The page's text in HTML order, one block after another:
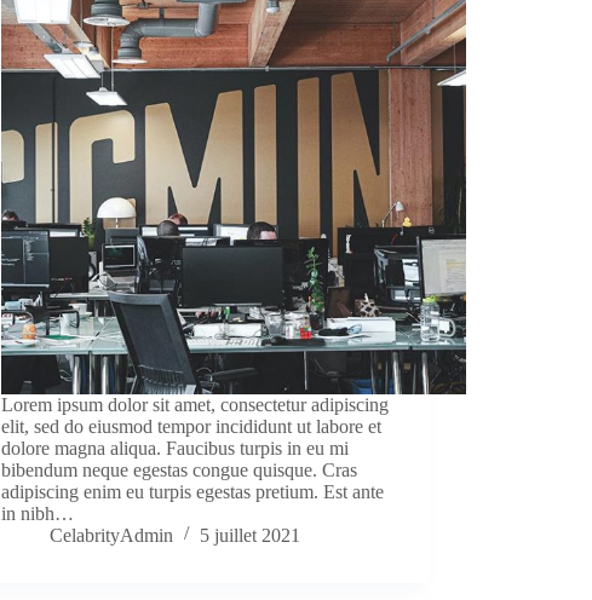
Lorem ipsum dolor sit amet, consectetur adipiscing
elit, sed do eiusmod tempor incididunt ut labore et
dolore magna aliqua. Faucibus turpis in eu mi
bibendum neque egestas congue quisque. Cras
adipiscing enim eu turpis egestas pretium. Est ante
in nibh…
CelabrityAdmin
5 juillet 2021